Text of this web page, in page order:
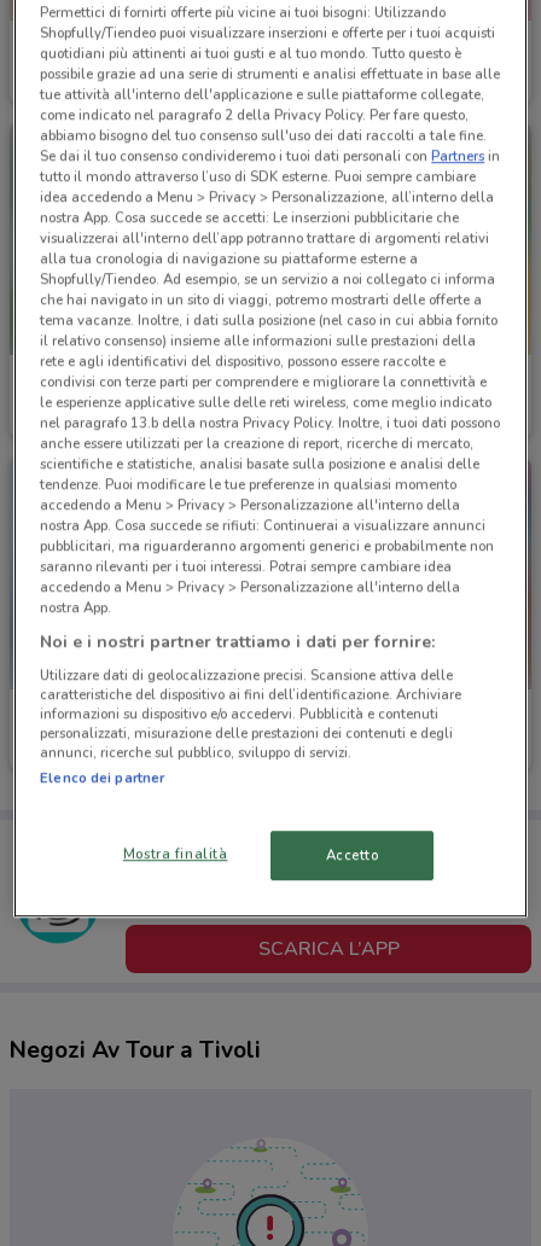
Av Tour
Scade il 22/09
Av Tour
Scade il 24/08
Av Tour
Scade il 22/09
Av Tour
Scade il 25/10
Av Tour
Scade il 03/09
Av Tour
Scade il 25/10
Porta DoveConviene sempre con te!
Puoi trovare le migliori offerte dei negozi vicino a te,
salvarle e creare la tua lista del risparmio, comodamente
SCARICA L’APP
Negozi Av Tour a Tivoli
Permettici di fornirti offerte più vicine ai tuoi bisogni: Utilizzando
Shopfully/Tiendeo puoi visualizzare inserzioni e offerte per i tuoi acquisti
quotidiani più attinenti ai tuoi gusti e al tuo mondo. Tutto questo è
possibile grazie ad una serie di strumenti e analisi effettuate in base alle
tue attività all'interno dell'applicazione e sulle piattaforme collegate,
come indicato nel paragrafo 2 della Privacy Policy. Per fare questo,
abbiamo bisogno del tuo consenso sull'uso dei dati raccolti a tale fine.
Se dai il tuo consenso condivideremo i tuoi dati personali conPartnersin
tutto il mondo attraverso l’uso di SDK esterne. Puoi sempre cambiare
idea accedendo a Menu > Privacy > Personalizzazione, all’interno della
nostra App. Cosa succede se accetti: Le inserzioni pubblicitarie che
visualizzerai all'interno dell’app potranno trattare di argomenti relativi
alla tua cronologia di navigazione su piattaforme esterne a
Shopfully/Tiendeo. Ad esempio, se un servizio a noi collegato ci informa
che hai navigato in un sito di viaggi, potremo mostrarti delle offerte a
tema vacanze. Inoltre, i dati sulla posizione (nel caso in cui abbia fornito
il relativo consenso) insieme alle informazioni sulle prestazioni della
rete e agli identificativi del dispositivo, possono essere raccolte e
condivisi con terze parti per comprendere e migliorare la connettività e
le esperienze applicative sulle delle reti wireless, come meglio indicato
nel paragrafo 13.b della nostra Privacy Policy. Inoltre, i tuoi dati possono
anche essere utilizzati per la creazione di report, ricerche di mercato,
scientifiche e statistiche, analisi basate sulla posizione e analisi delle
tendenze. Puoi modificare le tue preferenze in qualsiasi momento
accedendo a Menu > Privacy > Personalizzazione all'interno della
nostra App. Cosa succede se rifiuti: Continuerai a visualizzare annunci
pubblicitari, ma riguarderanno argomenti generici e probabilmente non
saranno rilevanti per i tuoi interessi. Potrai sempre cambiare idea
accedendo a Menu > Privacy > Personalizzazione all'interno della
nostra App.
Noi e i nostri partner trattiamo i dati per fornire:
Utilizzare dati di geolocalizzazione precisi. Scansione attiva delle
caratteristiche del dispositivo ai fini dell’identificazione. Archiviare
informazioni su dispositivo e/o accedervi. Pubblicità e contenuti
personalizzati, misurazione delle prestazioni dei contenuti e degli
annunci, ricerche sul pubblico, sviluppo di servizi.
Elenco dei partner
Mostra finalità Accetto